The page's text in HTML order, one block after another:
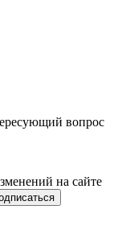
вопрос
на сайте